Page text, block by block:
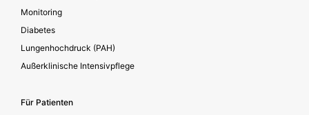
Monitoring
Diabetes
Lungenhochdruck (PAH)
Außerklinische Intensivpflege
Für Patienten